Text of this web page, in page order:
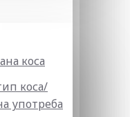
коса
коса/
употреба